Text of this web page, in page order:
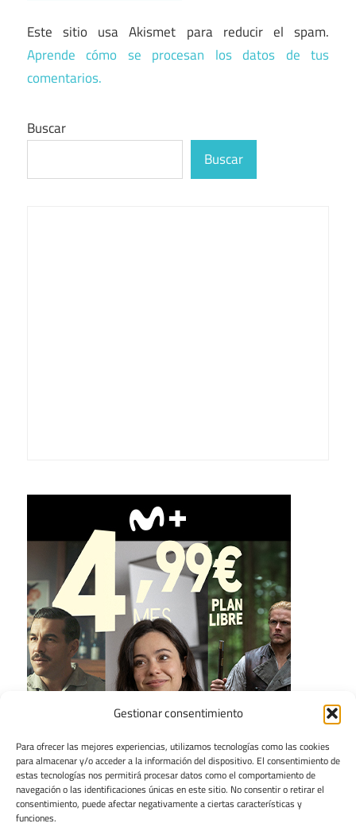
Gestionar consentimiento
Para ofrecer las mejores experiencias, utilizamos tecnologías como las cookies
para almacenar y/o acceder a la información del dispositivo. El consentimiento de
estas tecnologías nos permitirá procesar datos como el comportamiento de
navegación o las identificaciones únicas en este sitio. No consentir o retirar el
consentimiento, puede afectar negativamente a ciertas características y
funciones.
Este sitio usa Akismet para reducir el spam.
Aprende cómo se procesan los datos de tus
comentarios.
Buscar
Buscar